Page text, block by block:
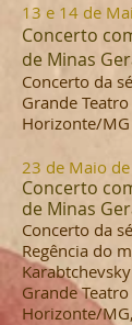
13 e 14 de
Concerto
de Minas
Concerto da
Grande
Horizonte/MG
23 de Maio
Concerto
de Minas
Concerto da
Regência do
Karabtchevsky
Grande
Horizonte/